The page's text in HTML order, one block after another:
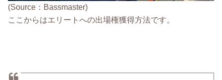
(Source：Bassmaster)
ここからはエリートへの出場権獲得方法です。